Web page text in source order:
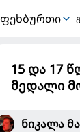
ᲤᲔᲮᲑᲣᲠᲗᲘ
15 და 17
მედალი
ნიკალა